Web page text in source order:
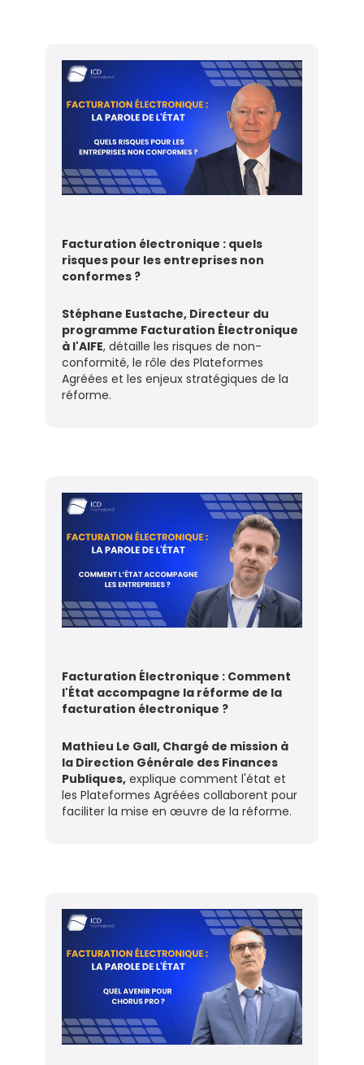
Facturation électronique : quels
risques pour les entreprises non
conformes ?
Stéphane Eustache, Directeur du
programme Facturation Électronique
à l'AIFE, détaille les risques de non-
conformité, le rôle des Plateformes
Agréées et les enjeux stratégiques de la
réforme.
Facturation Électronique : Comment
l'État accompagne la réforme de la
facturation électronique ?
Mathieu Le Gall, Chargé de mission à
la Direction Générale des Finances
Publiques, explique comment l'état et
les Plateformes Agréées collaborent pour
faciliter la mise en œuvre de la réforme.